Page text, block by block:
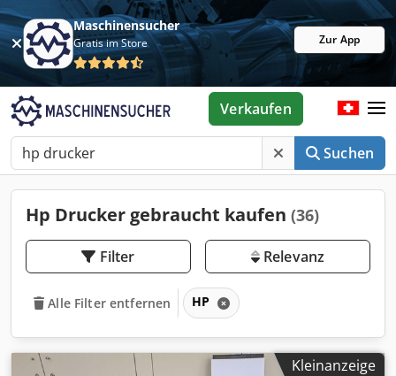
Maschinensucher
Gratis im Store Zur App
Suchen
Verkaufen
Hp Drucker gebraucht kaufen (36)
Filter Relevanz
Alle Filter entfernen HP
Kleinanzeige